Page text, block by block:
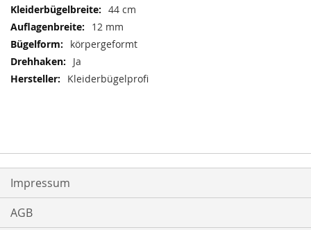
44 cm
12 mm
körpergeformt
Ja
Kleiderbügelprofi
Impressum
AGB